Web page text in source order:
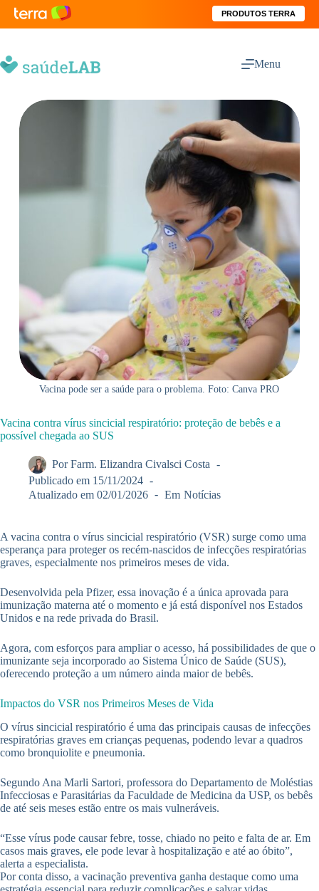
PRODUTOS TERRA
Menu
Vacina pode ser a saúde para o problema. Foto: Canva PRO
Vacina contra vírus sincicial respiratório: proteção de bebês e a
possível chegada ao SUS
Por Farm. Elizandra Civalsci Costa
Publicado em 15/11/2024
Atualizado em 02/01/2026 Em Notícias
A vacina contra o vírus sincicial respiratório (VSR) surge como uma
esperança para proteger os recém-nascidos de infecções respiratórias
graves, especialmente nos primeiros meses de vida.
Desenvolvida pela Pfizer, essa inovação é a única aprovada para
imunização materna até o momento e já está disponível nos Estados
Unidos e na rede privada do Brasil.
Agora, com esforços para ampliar o acesso, há possibilidades de que o
imunizante seja incorporado ao Sistema Único de Saúde (SUS),
oferecendo proteção a um número ainda maior de bebês.
Impactos do VSR nos Primeiros Meses de Vida
O vírus sincicial respiratório é uma das principais causas de infecções
respiratórias graves em crianças pequenas, podendo levar a quadros
como bronquiolite e pneumonia.
Segundo Ana Marli Sartori, professora do Departamento de Moléstias
Infecciosas e Parasitárias da Faculdade de Medicina da USP, os bebês
de até seis meses estão entre os mais vulneráveis.
“Esse vírus pode causar febre, tosse, chiado no peito e falta de ar. Em
casos mais graves, ele pode levar à hospitalização e até ao óbito”,
alerta a especialista.
Por conta disso, a vacinação preventiva ganha destaque como uma